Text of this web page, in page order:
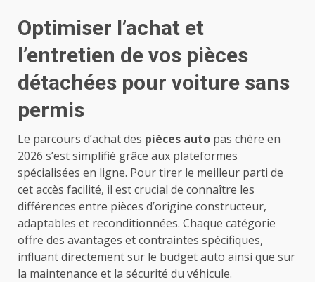
Optimiser l’achat et
l’entretien de vos pièces
détachées pour voiture sans
permis
Le parcours d’achat des pièces auto pas chère en
2026 s’est simplifié grâce aux plateformes
spécialisées en ligne. Pour tirer le meilleur parti de
cet accès facilité, il est crucial de connaître les
différences entre pièces d’origine constructeur,
adaptables et reconditionnées. Chaque catégorie
offre des avantages et contraintes spécifiques,
influant directement sur le budget auto ainsi que sur
la maintenance et la sécurité du véhicule.